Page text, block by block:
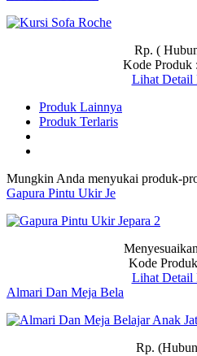
Rp. (
Kode Produk
Lihat Detail
Produk Lainnya
Produk Terlaris
Mungkin Anda menyukai produk-
Gapura Pintu Ukir Je
Kode
Lihat Detail
Almari Dan Meja Bela
Rp.